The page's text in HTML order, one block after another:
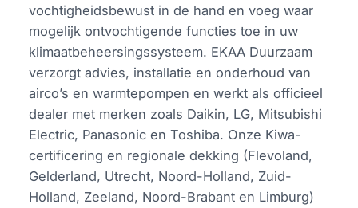
vochtigheidsbewust in de hand en voeg waar
mogelijk ontvochtigende functies toe in uw
klimaatbeheersingssysteem. EKAA Duurzaam
verzorgt advies, installatie en onderhoud van
airco’s en warmtepompen en werkt als officieel
dealer met merken zoals Daikin, LG, Mitsubishi
Electric, Panasonic en Toshiba. Onze Kiwa-
certificering en regionale dekking (Flevoland,
Gelderland, Utrecht, Noord-Holland, Zuid-
Holland, Zeeland, Noord-Brabant en Limburg)